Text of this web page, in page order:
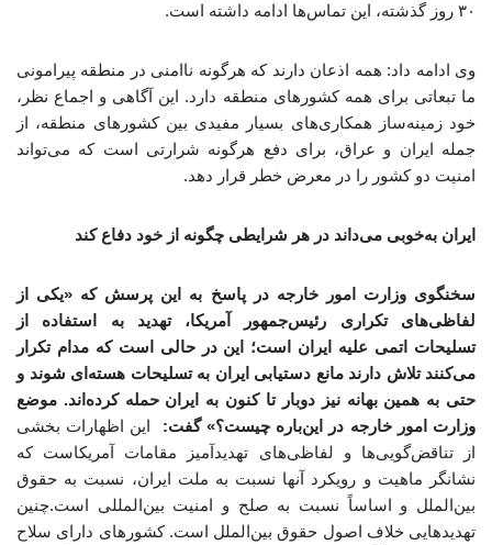
۳۰ روز گذشته، این تماس‌ها ادامه داشته است.
وی ادامه داد: همه اذعان دارند که هرگونه ناامنی در منطقه پیرامونی
ما تبعاتی برای همه کشورهای منطقه دارد. این آگاهی و اجماع نظر،
خود زمینه‌ساز همکاری‌های بسیار مفیدی بین کشورهای منطقه، از
جمله ایران و عراق، برای دفع هرگونه شرارتی است که می‌تواند
امنیت دو کشور را در معرض خطر قرار دهد.
ایران به‌خوبی می‌داند در هر شرایطی چگونه از خود دفاع کند
سخنگوی وزارت امور خارجه در پاسخ به این پرسش که «یکی از
لفاظی‌های تکراری رئیس‌جمهور آمریکا، تهدید به استفاده از
تسلیحات اتمی علیه ایران است؛ این در حالی است که مدام تکرار
می‌کنند تلاش دارند مانع دستیابی ایران به تسلیحات هسته‌ای شوند و
حتی به همین بهانه نیز دوبار تا کنون به ایران حمله کرده‌اند. موضع
وزارت امور خارجه در این‌باره چیست؟» گفت: این اظهارات بخشی
از تناقض‌گویی‌ها و لفاظی‌های تهدیدآمیز مقامات آمریکاست که
نشانگر ماهیت و رویکرد آنها نسبت به ملت ایران، نسبت به حقوق
بین‌الملل و اساساً نسبت به صلح و امنیت بین‌المللی است.چنین
تهدیدهایی خلاف اصول حقوق بین‌الملل است. کشورهای دارای سلاح